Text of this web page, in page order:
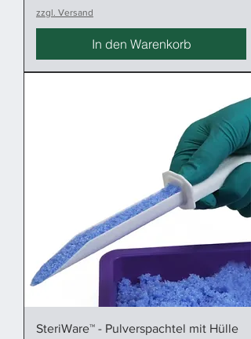
zzgl. Versand
In den Warenkorb
SteriWare™ - Pulverspachtel mit Hülle